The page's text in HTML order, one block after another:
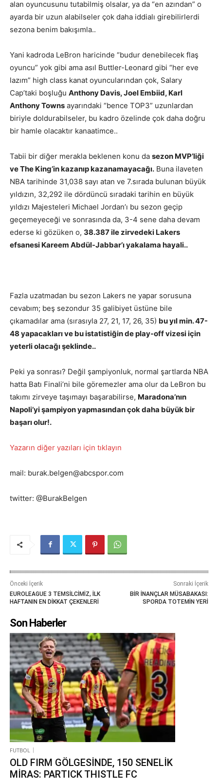
alan oyuncusunu tutabilmiş olsalar, ya da “en azından” o
ayarda bir uzun alabilseler çok daha iddialı girebilirlerdi
sezona benim bakışımla..
Yani kadroda LeBron haricinde “budur denebilecek flaş
oyuncu” yok gibi ama asıl Buttler-Leonard gibi “her eve
lazım” high class kanat oyuncularından çok, Salary
Cap’taki boşluğu Anthony Davis, Joel Embiid, Karl
Anthony Towns ayarındaki “bence TOP3” uzunlardan
biriyle doldurabilseler, bu kadro özelinde çok daha doğru
bir hamle olacaktır kanaatimce..
Tabii bir diğer merakla beklenen konu da sezon MVP’liği
ve The King’in kazanıp kazanamayacağı. Buna ilaveten
NBA tarihinde 31,038 sayı atan ve 7.sırada bulunan büyük
yıldızın, 32,292 ile dördüncü sıradaki tarihin en büyük
yıldızı Majesteleri Michael Jordan’ı bu sezon geçip
geçemeyeceği ve sonrasında da, 3-4 sene daha devam
ederse ki gözüken o, 38.387 ile zirvedeki Lakers
efsanesi Kareem Abdül-Jabbar’ı yakalama hayali..
Fazla uzatmadan bu sezon Lakers ne yapar sorusuna
cevabım; beş sezondur 35 galibiyet üstüne bile
çıkamadılar ama (sırasıyla 27, 21, 17, 26, 35) bu yıl min. 47-
48 yapacakları ve bu istatistiğin de play-off vizesi için
yeterli olacağı şeklinde..
Peki ya sonrası? Değil şampiyonluk, normal şartlarda NBA
hatta Batı Finali’ni bile göremezler ama olur da LeBron bu
takımı zirveye taşımayı başarabilirse, Maradona’nın
Napoli’yi şampiyon yapmasından çok daha büyük bir
başarı olur!.
Yazarın diğer yazıları için tıklayın
mail: burak.belgen@abcspor.com
twitter: @BurakBelgen
Önceki İçerik
EUROLEAGUE 3 TEMSİLCİMİZ, İLK
HAFTANIN EN DİKKAT ÇEKENLERİ
Sonraki İçerik
BİR İNANÇLAR MÜSABAKASI:
SPORDA TOTEMİN YERİ
Son Haberler
FUTBOL
OLD FIRM GÖLGESİNDE, 150 SENELİK
MİRAS: PARTICK THISTLE FC